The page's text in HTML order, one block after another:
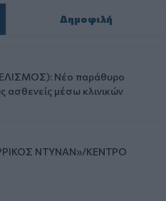
Δημοφιλή
Νέο παράθυρο
ασθενείς μέσω κλινικών
ΝΤΥΝΑΝ»/ΚΕΝΤΡΟ